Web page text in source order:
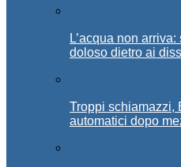
L’acqua non
doloso dietro ai
Troppi schiamazzi,
automatici dopo